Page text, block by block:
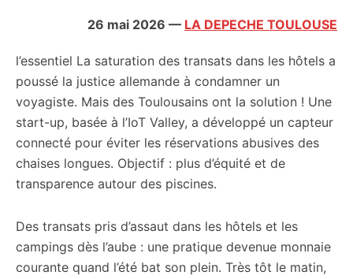
26 mai 2026 — LA DEPECHE TOULOUSE
l’essentiel La saturation des transats dans les hôtels a
poussé la justice allemande à condamner un
voyagiste. Mais des Toulousains ont la solution ! Une
start-up, basée à l’IoT Valley, a développé un capteur
connecté pour éviter les réservations abusives des
chaises longues. Objectif : plus d’équité et de
transparence autour des piscines.
Des transats pris d’assaut dans les hôtels et les
campings dès l’aube : une pratique devenue monnaie
courante quand l’été bat son plein. Très tôt le matin,